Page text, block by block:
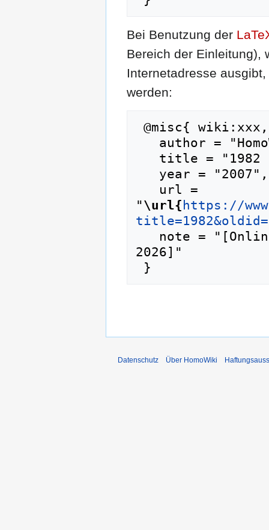
Bei Benutzung der
Bereich der Einleitung),
Internetadresse
werden:
"\url{ https://
2026]"
Datenschutz Über HomoWiki